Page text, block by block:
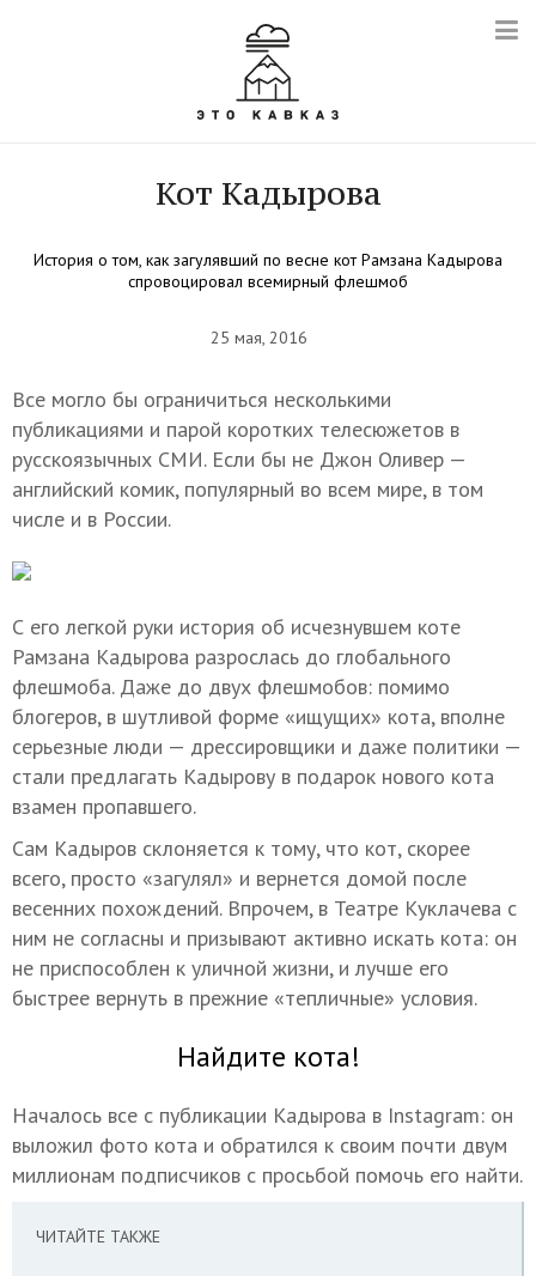
Кот Кадырова
История о том, как загулявший по весне кот Рамзана Кадырова
спровоцировал всемирный флешмоб
25 мая, 2016
Все могло бы ограничиться несколькими
публикациями и парой коротких телесюжетов в
русскоязычных СМИ. Если бы не Джон Оливер —
английский комик, популярный во всем мире, в том
числе и в России.
С его легкой руки история об исчезнувшем коте
Рамзана Кадырова разрослась до глобального
флешмоба. Даже до двух флешмобов: помимо
блогеров, в шутливой форме «ищущих» кота, вполне
серьезные люди — дрессировщики и даже политики —
стали предлагать Кадырову в подарок нового кота
взамен пропавшего.
Сам Кадыров склоняется к тому, что кот, скорее
всего, просто «загулял» и вернется домой после
весенних похождений. Впрочем, в Театре Куклачева с
ним не согласны и призывают активно искать кота: он
не приспособлен к уличной жизни, и лучше его
быстрее вернуть в прежние «тепличные» условия.
Найдите кота!
Началось все с публикации Кадырова в Instagram: он
выложил фото кота и обратился к своим почти двум
миллионам подписчиков с просьбой помочь его найти.
ЧИТАЙТЕ ТАКЖЕ